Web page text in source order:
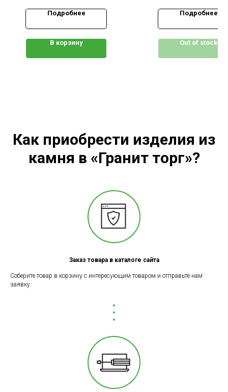
Подробнее
В корзину
Подробнее
Out of stock
Как приобрести изделия из
камня в «Гранит торг»?
Заказ товара в каталоге сайта
Соберите товар в корзину с интересующим товаром и отправьте нам
заявку